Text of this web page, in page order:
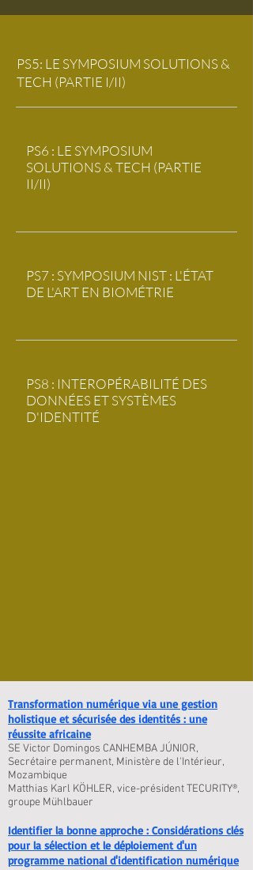
PS5: LE SYMPOSIUM SOLUTIONS &
TECH (PARTIE I/II)
PS6 : LE SYMPOSIUM
SOLUTIONS & TECH (PARTIE
II/II)
PS7 : SYMPOSIUM NIST : L'ÉTAT
DE L'ART EN BIOMÉTRIE
PS8 : INTEROPÉRABILITÉ DES
DONNÉES ET SYSTÈMES
D'IDENTITÉ
Transformation numérique via une gestion
holistique et sécurisée des identités : une
réussite africaine
SE Victor Domingos CANHEMBA JÚNIOR,
Secrétaire permanent, Ministère de l'Intérieur,
Mozambique
Matthias Karl KÖHLER, vice-président TECURITY®,
groupe Mühlbauer
Identifier la bonne approche : Considérations clés
pour la sélection et le déploiement d'un
programme national d'identification numérique